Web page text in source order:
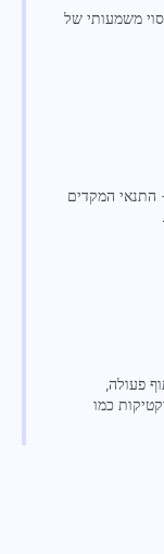
משמעותי של
התנאי המקדים
פעולה,
כמו